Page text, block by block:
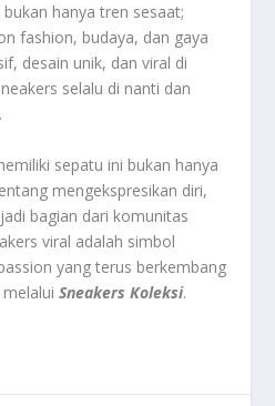
hanya tren sesaat;
fashion, budaya, dan gaya
desain unik, dan viral di
selalu di nanti dan
sepatu ini bukan hanya
mengekspresikan diri,
bagian dari komunitas
viral adalah simbol
yang terus berkembang
melaluiSneakers Koleksi.